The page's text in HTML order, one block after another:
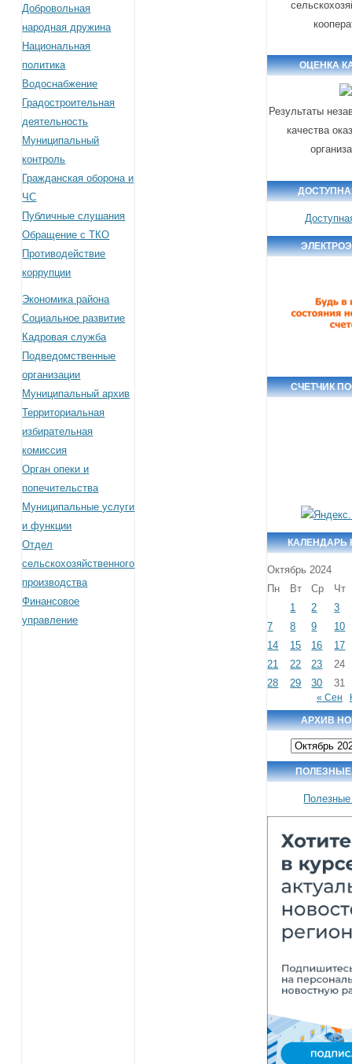
Добровольная
народная дружина
Национальная
политика
Водоснабжение
Градостроительная
деятельность
Муниципальный
контроль
Гражданская оборона и
ЧС
Публичные слушания
Обращение с ТКО
Противодействие
коррупции
Экономика района
Социальное развитие
Кадровая служба
Подведомственные
организации
Муниципальный архив
Территориальная
избирательная
комиссия
Орган опеки и
попечительства
Муниципальные услуги
и функции
Отдел
сельскохозяйственного
производства
Финансовое
управление
ОЦЕНКА
Результаты
качества
СЧЕТЧИК
КАЛЕНДАРЬ
Октябрь 2024
Пн
Вт Ср
Чт
1
2
3
7
8 9
10
14
15 16
17
21
22 23
24
28
29 30 31
« Сен
АРХИВ
Архив
новостей